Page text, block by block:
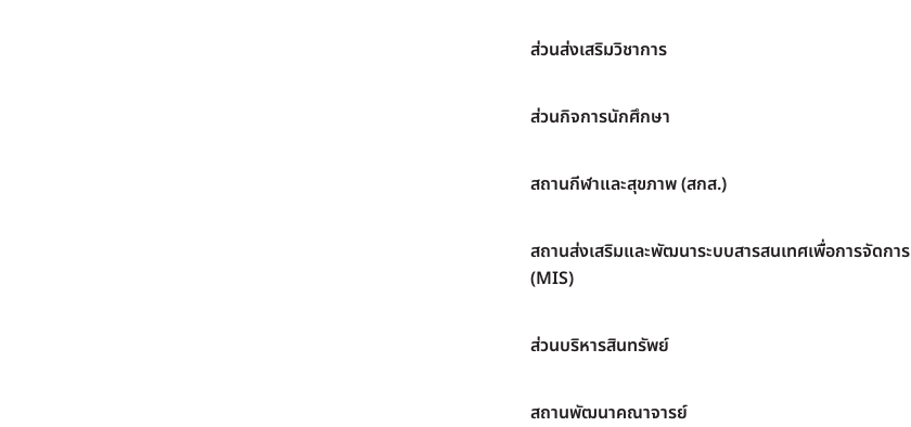
ส่วนส่งเสริมวิชาการ
ส่วนกิจการนักศึกษา
สถานกีฬาและสุขภาพ (สกส.)
สถานส่งเสริมและพัฒนาระบบสารสนเทศเพื่อการจัดการ
(MIS)
ส่วนบริหารสินทรัพย์
สถานพัฒนาคณาจารย์